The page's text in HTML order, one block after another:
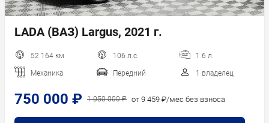
LADA (ВАЗ) Largus, 2021 г.
52 164 км 106 л.с. 1.6 л.
Механика Передний 1 владелец
750 000 ₽ 1 050 000 ₽ от 9 459 ₽/мес без взноса